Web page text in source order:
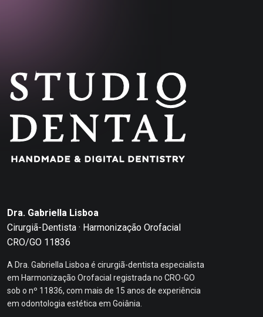
Dra. Gabriella Lisboa
Cirurgiã-Dentista · Harmonização Orofacial
CRO/GO 11836
A Dra. Gabriella Lisboa é cirurgiã-dentista especialista
em Harmonização Orofacial registrada no CRO-GO
sob o nº 11836, com mais de 15 anos de experiência
em odontologia estética em Goiânia.